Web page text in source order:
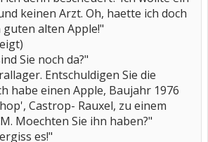
keinen Arzt. Oh, haette ich doch
alten Apple!"
Sie noch da?"
Entschuldigen Sie die
habe einen Apple, Baujahr 1976
Castrop- Rauxel, zu einem
Moechten Sie ihn haben?"
es!"